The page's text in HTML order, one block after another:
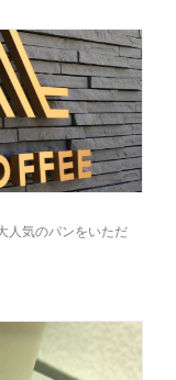
人気のパンをいただ